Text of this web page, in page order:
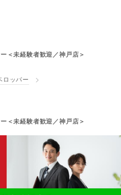
＜未経験者歓迎／神戸店＞
ロッパー
＜未経験者歓迎／神戸店＞